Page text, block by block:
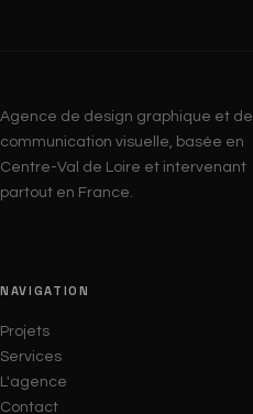
Agence de design graphique et de
communication visuelle, basée en
Centre-Val de Loire et intervenant
partout en France.
NAVIGATION
Projets
Services
L'agence
Contact